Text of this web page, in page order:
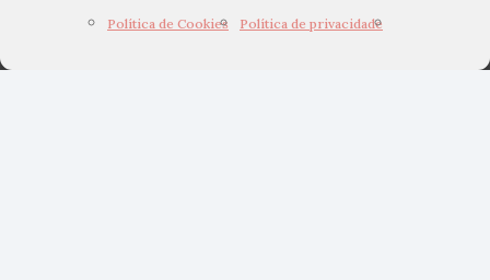
Política de Cookies Política de privacidade